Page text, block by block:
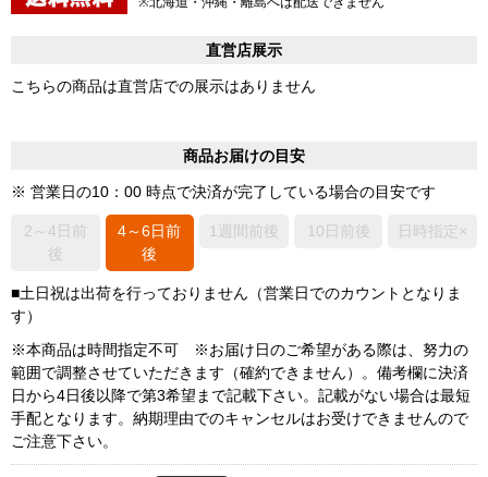
直営店展示
こちらの商品は直営店での展示はありません
商品お届けの目安
※ 営業日の10：00 時点で決済が完了している場合の目安です
2～4日前
後
4～6日前
後
1週間前後 10日前後 日時指定×
■土日祝は出荷を行っておりません（営業日でのカウントとなりま
す）
※本商品は時間指定不可 ※お届け日のご希望がある際は、努力の
範囲で調整させていただきます（確約できません）。備考欄に決済
日から4日後以降で第3希望まで記載下さい。記載がない場合は最短
手配となります。納期理由でのキャンセルはお受けできませんので
ご注意下さい。